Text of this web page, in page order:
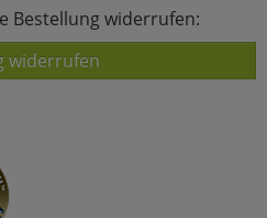
Bestellung widerrufen:
widerrufen